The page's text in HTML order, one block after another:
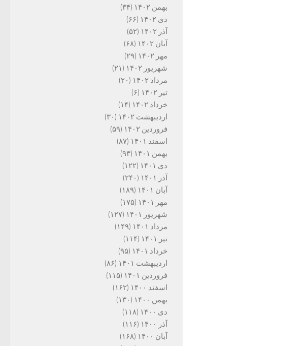
بهمن ۱۴۰۲
(۳۴)
دی ۱۴۰۲
(۶۶)
آذر ۱۴۰۲
(۵۲)
آبان ۱۴۰۲
(۶۸)
مهر ۱۴۰۲
(۲۹)
شهریور ۱۴۰۲
(۲۱)
مرداد ۱۴۰۲
(۲۰)
تیر ۱۴۰۲
(۶)
خرداد ۱۴۰۲
(۱۴)
اردیبهشت ۱۴۰۲
(۳۰)
فروردین ۱۴۰۲
(۵۹)
اسفند ۱۴۰۱
(۸۷)
بهمن ۱۴۰۱
(۹۳)
دی ۱۴۰۱
(۱۲۲)
آذر ۱۴۰۱
(۲۴۰)
آبان ۱۴۰۱
(۱۸۹)
مهر ۱۴۰۱
(۱۷۵)
شهریور ۱۴۰۱
(۱۲۷)
مرداد ۱۴۰۱
(۱۴۹)
تیر ۱۴۰۱
(۱۱۴)
خرداد ۱۴۰۱
(۹۵)
اردیبهشت ۱۴۰۱
(۸۶)
فروردین ۱۴۰۱
(۱۱۵)
اسفند ۱۴۰۰
(۱۶۲)
بهمن ۱۴۰۰
(۱۳۰)
دی ۱۴۰۰
(۱۱۸)
آذر ۱۴۰۰
(۱۱۶)
آبان ۱۴۰۰
(۱۶۸)